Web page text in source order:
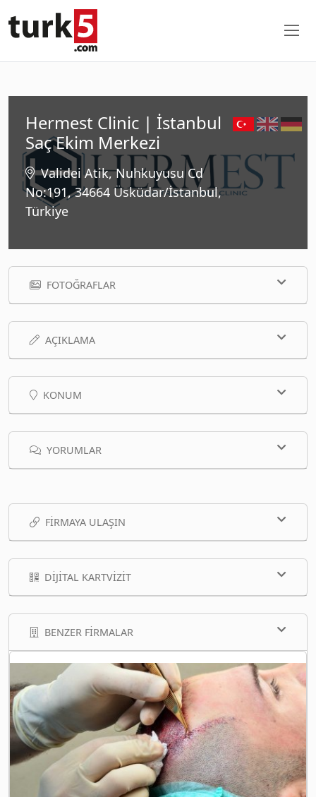
Hermest Clinic | İstanbul
Saç Ekim Merkezi
Validei Atik, Nuhkuyusu Cd
No:191, 34664 Üsküdar/İstanbul,
Türkiye
FOTOĞRAFLAR
AÇIKLAMA
KONUM
YORUMLAR
FIRMAYA ULAŞIN
DIJITAL KARTVIZIT
BENZER FIRMALAR